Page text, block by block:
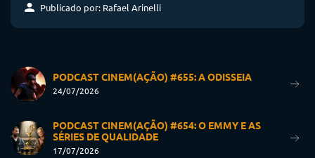
Publicado por: Rafael Arinelli
PODCAST CINEM(AÇÃO) #655: A ODISSEIA
24/07/2026
PODCAST CINEM(AÇÃO) #654: O EMMY E AS
SÉRIES DE QUALIDADE
17/07/2026